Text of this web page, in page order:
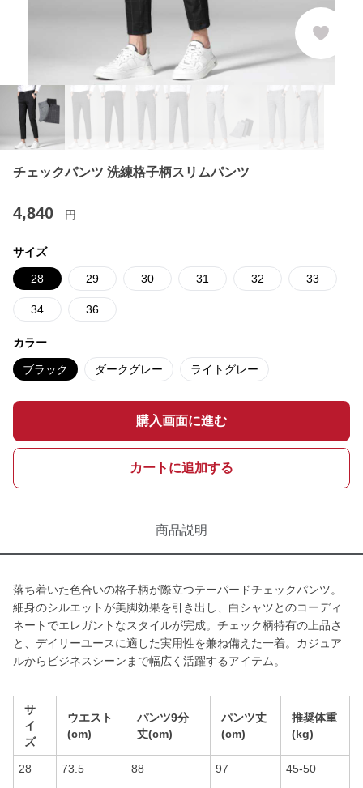
チェックパンツ 洗練格子柄スリムパンツ
4,840 円
サイズ
28 29 30 31 32 33
34 36
カラー
ブラック ダークグレー ライトグレー
購入画面に進む
カートに追加する
商品説明
落ち着いた色合いの格子柄が際立つテーパードチェックパンツ。
細身のシルエットが美脚効果を引き出し、白シャツとのコーディ
ネートでエレガントなスタイルが完成。チェック柄特有の上品さ
と、デイリーユースに適した実用性を兼ね備えた一着。カジュア
ルからビジネスシーンまで幅広く活躍するアイテム。
サ
イ
ズ
ウエスト
(cm)
パンツ9分
丈(cm)
パンツ丈
(cm)
推奨体重
(kg)
28 73.5 88 97 45-50